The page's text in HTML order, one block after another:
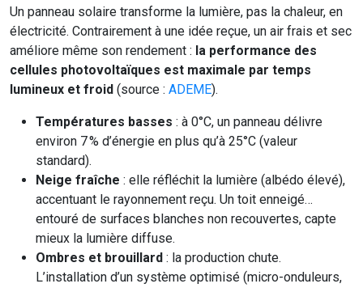
Un panneau solaire transforme la lumière, pas la chaleur, en
électricité. Contrairement à une idée reçue, un air frais et sec
améliore même son rendement : la performance des
cellules photovoltaïques est maximale par temps
lumineux et froid (source : ADEME).
Températures basses : à 0°C, un panneau délivre
environ 7 % d’énergie en plus qu’à 25°C (valeur
standard).
Neige fraîche : elle réfléchit la lumière (albédo élevé),
accentuant le rayonnement reçu. Un toit enneigé…
entouré de surfaces blanches non recouvertes, capte
mieux la lumière diffuse.
Ombres et brouillard : la production chute.
L’installation d’un système optimisé (micro-onduleurs,